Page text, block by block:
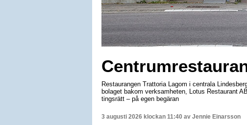
Restaurangen Trattoria Lagom i centrala
bolaget bakom verksamheten, Lotus Restaurant
tingsrätt – på egen begäran
3 augusti 2026 klockan 11:40 av Jennie Einarsson